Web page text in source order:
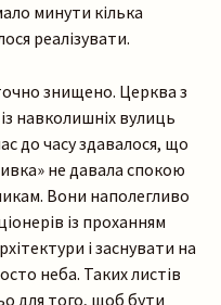
минути кілька
реалізувати.
знищено. Церква з
навколишніх вулиць
до часу здавалося, що
не давала спокою
Вони наполегливо
із проханням
і заснувати на
неба. Таких листів
для того, щоб бути